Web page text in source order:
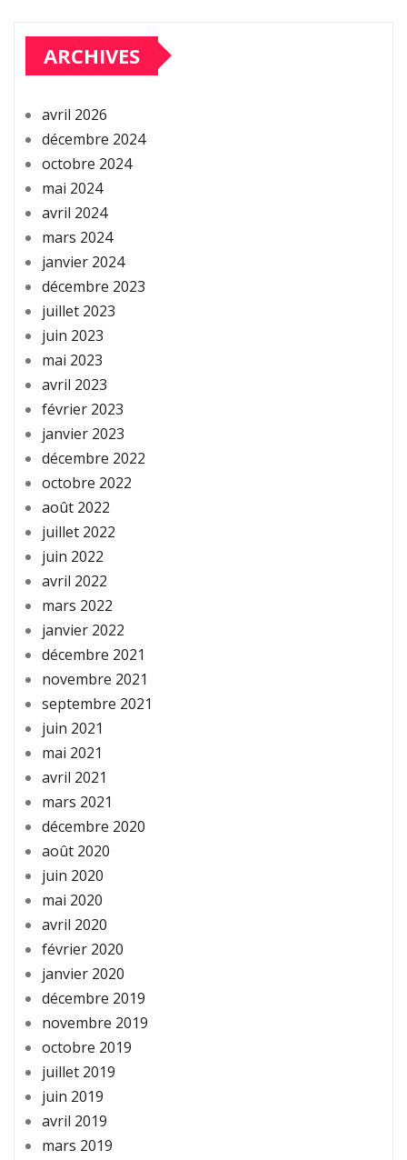
ARCHIVES
avril 2026
décembre 2024
octobre 2024
mai 2024
avril 2024
mars 2024
janvier 2024
décembre 2023
juillet 2023
juin 2023
mai 2023
avril 2023
février 2023
janvier 2023
décembre 2022
octobre 2022
août 2022
juillet 2022
juin 2022
avril 2022
mars 2022
janvier 2022
décembre 2021
novembre 2021
septembre 2021
juin 2021
mai 2021
avril 2021
mars 2021
décembre 2020
août 2020
juin 2020
mai 2020
avril 2020
février 2020
janvier 2020
décembre 2019
novembre 2019
octobre 2019
juillet 2019
juin 2019
avril 2019
mars 2019